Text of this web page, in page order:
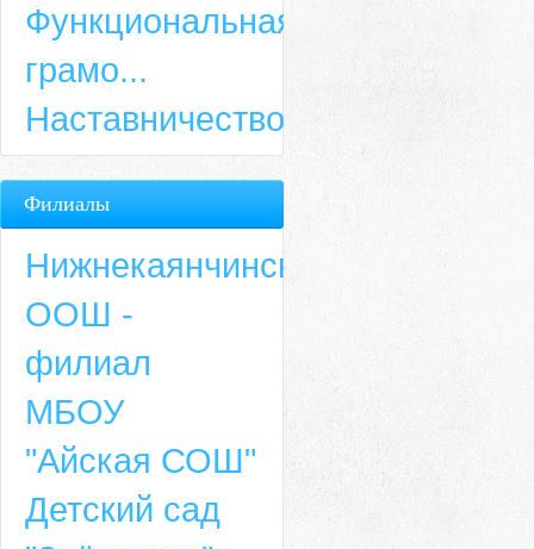
Функциональная
грамо...
Наставничество
Филиалы
Нижнекаянчинская
ООШ -
филиал
МБОУ
"Айская СОШ"
Детский сад